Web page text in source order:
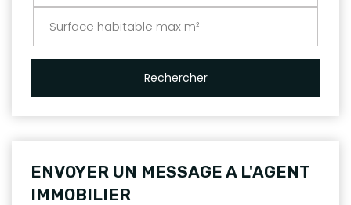
Rechercher
ENVOYER UN MESSAGE A L'AGENT
IMMOBILIER